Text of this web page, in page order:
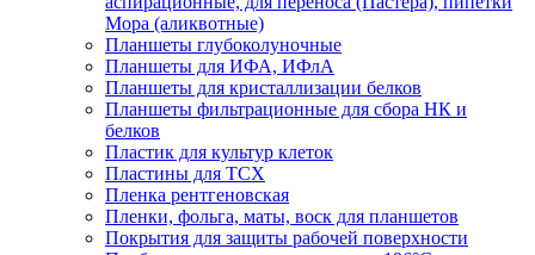
Мора (аликвотные)
Планшеты глубоколуночные
Планшеты для ИФА, ИФлА
Планшеты для кристаллизации белков
Планшеты фильтрационные для сбора НК и
белков
Пластик для культур клеток
Пластины для ТСХ
Пленка рентгеновская
Пленки, фольга, маты, воск для планшетов
Покрытия для защиты рабочей поверхности